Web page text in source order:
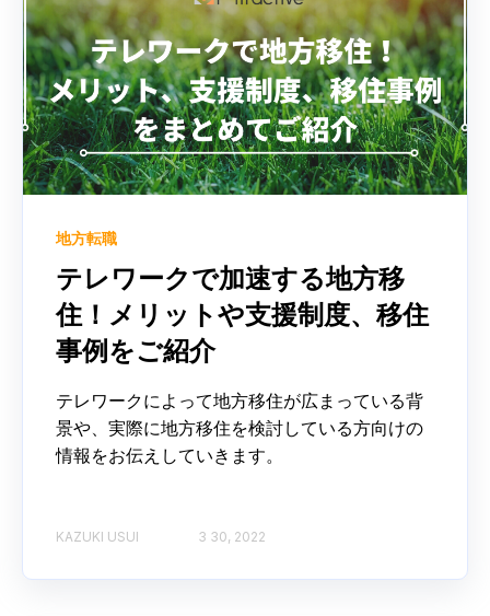
地方転職
テレワークで加速する地方移
住！メリットや支援制度、移住
事例をご紹介
テレワークによって地方移住が広まっている背
景や、実際に地方移住を検討している方向けの
情報をお伝えしていきます。
KAZUKI USUI 3 30, 2022